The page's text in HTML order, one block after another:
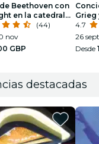
Beethoven con
en la catedral
(44)
nov
GBP
Grieg
luz
4.7
26 sept
Desde
destacadas